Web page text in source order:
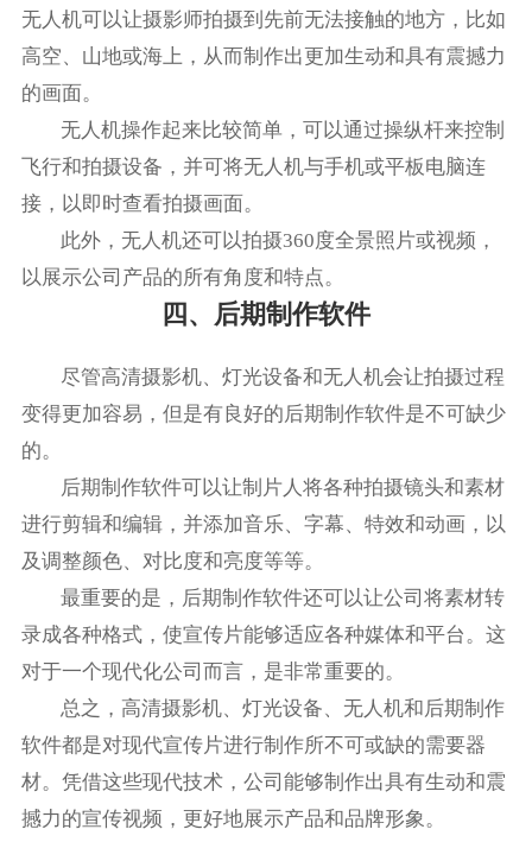
无人机可以让摄影师拍摄到先前无法接触的地方，比如
高空、山地或海上，从而制作出更加生动和具有震撼力
的画面。
无人机操作起来比较简单，可以通过操纵杆来控制
飞行和拍摄设备，并可将无人机与手机或平板电脑连
接，以即时查看拍摄画面。
此外，无人机还可以拍摄360度全景照片或视频，
以展示公司产品的所有角度和特点。
四、后期制作软件
尽管高清摄影机、灯光设备和无人机会让拍摄过程
变得更加容易，但是有良好的后期制作软件是不可缺少
的。
后期制作软件可以让制片人将各种拍摄镜头和素材
进行剪辑和编辑，并添加音乐、字幕、特效和动画，以
及调整颜色、对比度和亮度等等。
最重要的是，后期制作软件还可以让公司将素材转
录成各种格式，使宣传片能够适应各种媒体和平台。这
对于一个现代化公司而言，是非常重要的。
总之，高清摄影机、灯光设备、无人机和后期制作
软件都是对现代宣传片进行制作所不可或缺的需要器
材。凭借这些现代技术，公司能够制作出具有生动和震
撼力的宣传视频，更好地展示产品和品牌形象。